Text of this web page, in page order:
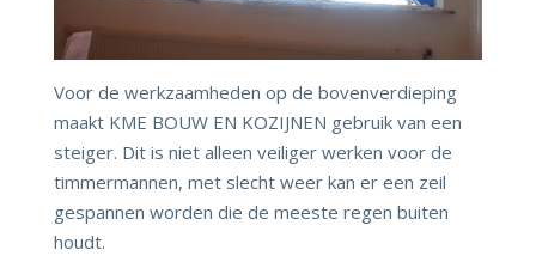
Voor de werkzaamheden op de bovenverdieping
maakt KME BOUW EN KOZIJNEN gebruik van een
steiger. Dit is niet alleen veiliger werken voor de
timmermannen, met slecht weer kan er een zeil
gespannen worden die de meeste regen buiten
houdt.